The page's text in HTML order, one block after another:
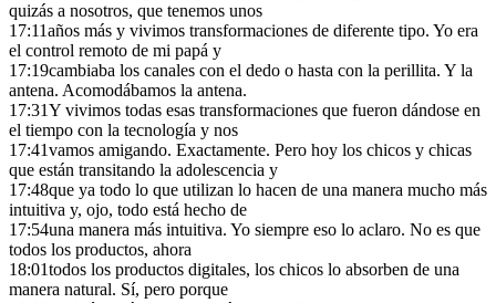
quizás a nosotros, que tenemos unos
17:11años más y vivimos transformaciones de diferente tipo. Yo era
el control remoto de mi papá y
17:19cambiaba los canales con el dedo o hasta con la perillita. Y la
antena. Acomodábamos la antena.
17:31Y vivimos todas esas transformaciones que fueron dándose en
el tiempo con la tecnología y nos
17:41vamos amigando. Exactamente. Pero hoy los chicos y chicas
que están transitando la adolescencia y
17:48que ya todo lo que utilizan lo hacen de una manera mucho más
intuitiva y, ojo, todo está hecho de
17:54una manera más intuitiva. Yo siempre eso lo aclaro. No es que
todos los productos, ahora
18:01todos los productos digitales, los chicos lo absorben de una
manera natural. Sí, pero porque